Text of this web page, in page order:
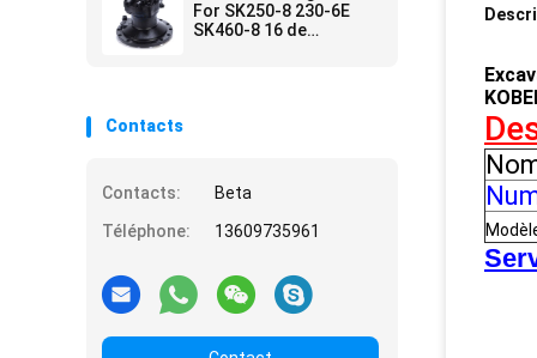
KOBELCO
For SK250-8 230-6E
SK460-8 16 de
Contacts
Contacts:
Beta
Téléphone:
13609735961